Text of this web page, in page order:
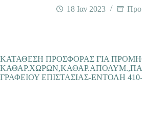
18 Ιαν 2023
ΚΑΤΑΘΕΣΗ ΠΡΟΣΦΟΡΑΣ ΓΙΑ
ΓΡΑΦΕΙΟΥ ΕΠΙΣΤΑΣΙΑΣ-ΕΝΤΟΛΗ